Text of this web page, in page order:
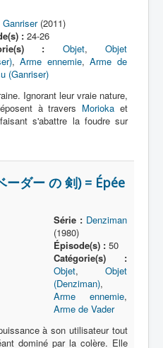
Ganriser(2011)
:24-26
:
Objet,Objet
,Arme ennemie,Arme de
(Ganriser)
Ignorant leur vraie nature,
à travers Morioka et
s'abattre la foudre sur
ダー の 剣) = Épée
Série : Denziman
(1980)
Épisode(s) :50
Catégorie(s) :
Objet, Objet
(Denziman),
Arme ennemie,
Arme de Vader
à son utilisateur tout
dominé par la colère. Elle